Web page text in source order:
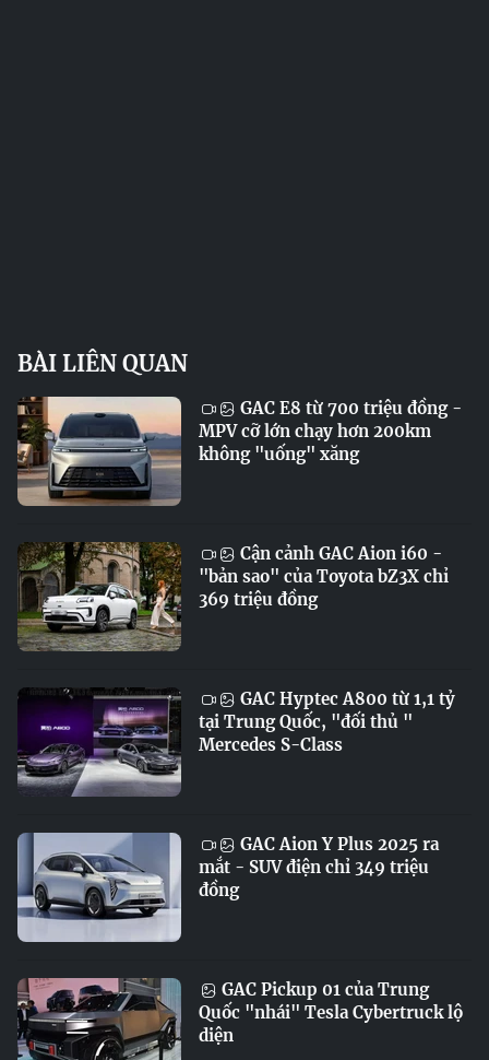
BÀI LIÊN QUAN
GAC E8 từ 700 triệu đồng -
MPV cỡ lớn chạy hơn 200km
không "uống" xăng
Cận cảnh GAC Aion i60 -
"bản sao" của Toyota bZ3X chỉ
369 triệu đồng
GAC Hyptec A800 từ 1,1 tỷ
tại Trung Quốc, "đối thủ "
Mercedes S-Class
GAC Aion Y Plus 2025 ra
mắt - SUV điện chỉ 349 triệu
đồng
GAC Pickup 01 của Trung
Quốc "nhái" Tesla Cybertruck lộ
diện